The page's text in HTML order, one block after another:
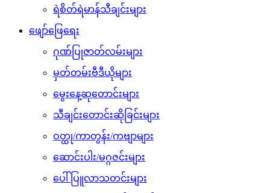
ရဲစိတ်ရဲမာန်သီချင်းများ
ဖျော်ဖြေရေး
ဂုဏ်ပြုဇာတ်လမ်းများ
မှတ်တမ်းဗီဒီယိုများ
မွေးနေ့ဆုတောင်းများ
သီချင်းတောင်းဆိုခြင်းများ
ဝတ္ထု/ကာတွန်း/ကဗျာများ
ဆောင်းပါး/မဂ္ဂဇင်းများ
ပေါ်ပြူလာသတင်းများ